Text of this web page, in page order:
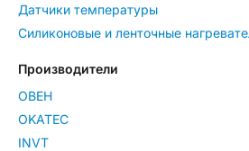
Датчики температуры
Силиконовые и ленточные
Производители
ОВЕН
OKATEC
INVT